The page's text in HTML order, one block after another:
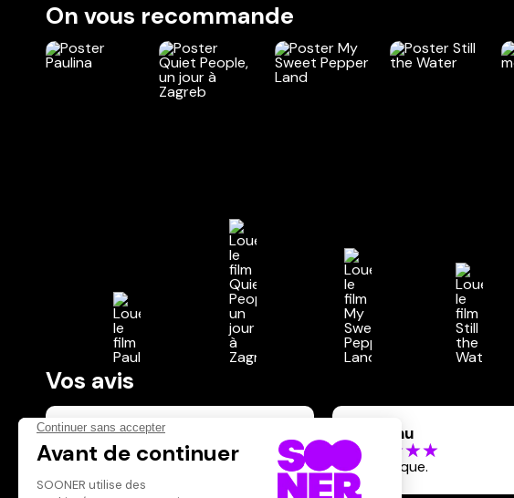
On vous recommande
Vos avis
Donnez votre avis
Votre note
Votre commentaire
Il faut vous connecter pour
Inconnu
magnifique.